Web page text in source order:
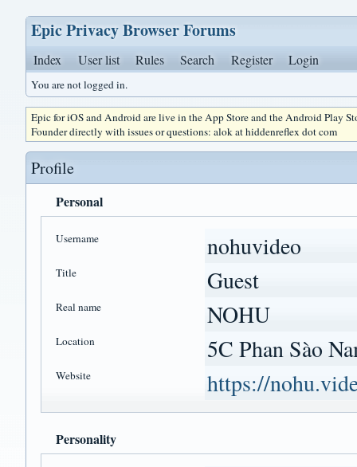
Epic Privacy Browser Forums
Index User list Rules Search Register Login
You are not logged in.
Epic for iOS and Android are live in the App Store and the Android Play
Founder directly with issues or questions: alok at hiddenreflex dot com
Profile
Personal
Username nohuvideo
Title Guest
Real name NOHU
Location 5C Phan Sào
Website https://
Personality